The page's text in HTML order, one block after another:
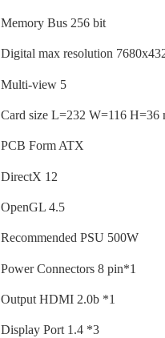
Memory Bus 2‎56 bit
Digital max resolution
Multi-view 5‎
Card size L=232 W=116 H=36
PCB Form ATX
DirectX 1‎2
OpenGL 4‎.5
Recommended PSU 5‎00W
Power Connectors 8‎ pin*1
Output HDMI 2.0b *1
Display Port 1.4 *3